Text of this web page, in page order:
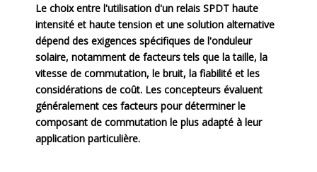
Le choix entre l'utilisation d'un relais SPDT haute
intensité et haute tension et une solution alternative
dépend des exigences spécifiques de l'onduleur
solaire, notamment de facteurs tels que la taille, la
vitesse de commutation, le bruit, la fiabilité et les
considérations de coût. Les concepteurs évaluent
généralement ces facteurs pour déterminer le
composant de commutation le plus adapté à leur
application particulière.